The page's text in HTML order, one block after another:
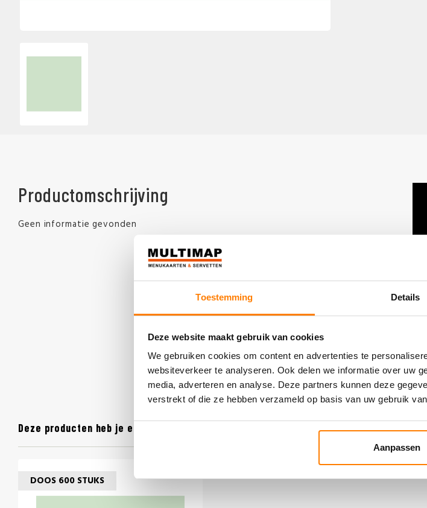
Toestemming Details
Deze website maakt gebruik van cookies
We gebruiken cookies om content en advertenties te
websiteverkeer te analyseren. Ook delen we informatie over uw
media, adverteren en analyse. Deze partners kunnen deze
verstrekt of die ze hebben verzameld op basis van uw gebruik
Aanpassen
Productomschrijving
Geen informatie gevonden
Deze producten heb je eerder bekeken
DOOS 600 STUKS